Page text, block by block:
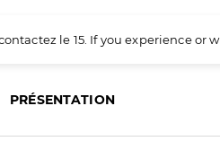
le 15. If you experience
PRÉSENTATION